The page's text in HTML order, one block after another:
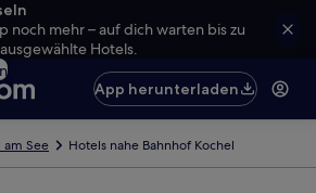
noch mehr – auf dich warten bis zu
Hotels.
App herunterladen
am See Hotels nahe Bahnhof Kochel